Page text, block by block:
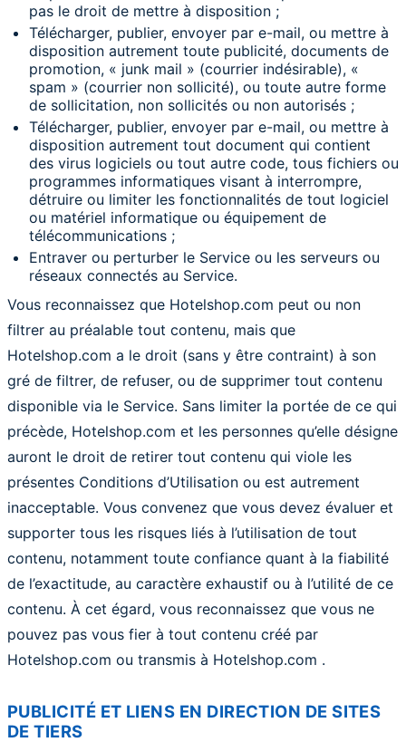
pas le droit de mettre à disposition ;
Télécharger, publier, envoyer par e-mail, ou mettre à
disposition autrement toute publicité, documents de
promotion, « junk mail » (courrier indésirable), «
spam » (courrier non sollicité), ou toute autre forme
de sollicitation, non sollicités ou non autorisés ;
Télécharger, publier, envoyer par e-mail, ou mettre à
disposition autrement tout document qui contient
des virus logiciels ou tout autre code, tous fichiers ou
programmes informatiques visant à interrompre,
détruire ou limiter les fonctionnalités de tout logiciel
ou matériel informatique ou équipement de
télécommunications ;
Entraver ou perturber le Service ou les serveurs ou
réseaux connectés au Service.
Vous reconnaissez que Hotelshop.com peut ou non
filtrer au préalable tout contenu, mais que
Hotelshop.com a le droit (sans y être contraint) à son
gré de filtrer, de refuser, ou de supprimer tout contenu
disponible via le Service. Sans limiter la portée de ce qui
précède, Hotelshop.com et les personnes qu’elle désigne
auront le droit de retirer tout contenu qui viole les
présentes Conditions d’Utilisation ou est autrement
inacceptable. Vous convenez que vous devez évaluer et
supporter tous les risques liés à l’utilisation de tout
contenu, notamment toute confiance quant à la fiabilité
de l’exactitude, au caractère exhaustif ou à l’utilité de ce
contenu. À cet égard, vous reconnaissez que vous ne
pouvez pas vous fier à tout contenu créé par
Hotelshop.com ou transmis à Hotelshop.com .
PUBLICITÉ ET LIENS EN DIRECTION DE SITES
DE TIERS